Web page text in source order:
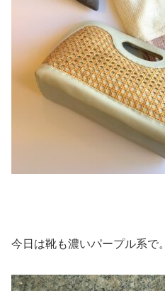
今日は靴も濃いパープル系で。